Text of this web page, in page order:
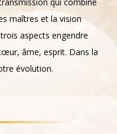
maîtres et la vision
aspects engendre
âme, esprit. Dans la
évolution.